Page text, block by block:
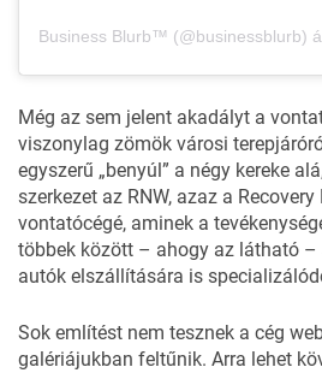
Még az sem jelent akadályt a
viszonylag zömök városi
egyszerű „benyúl” a négy kereke
szerkezet az RNW, azaz a
vontatócégé, aminek a
többek között – ahogy az látható
autók elszállítására is
Sok említést nem tesznek a cég
galériájukban feltűnik. Arra lehet